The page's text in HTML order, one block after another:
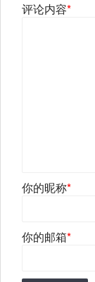
评论内容*
你的昵称*
你的邮箱*